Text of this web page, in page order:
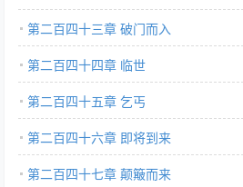
第二百四十三章 破门而入
第二百四十四章 临世
第二百四十五章 乞丐
第二百四十六章 即将到来
第二百四十七章 颠簸而来